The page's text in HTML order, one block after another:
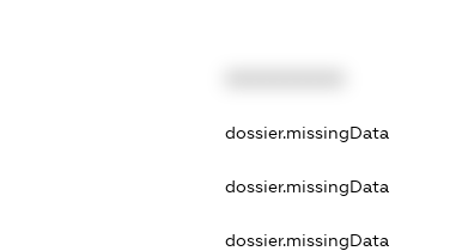
dossier.missingData
dossier.missingData
dossier.missingData